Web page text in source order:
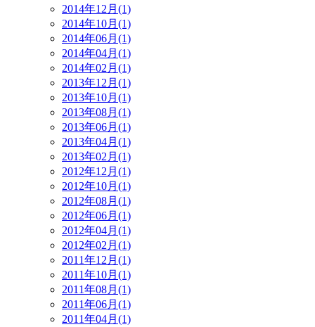
2014年12月(1)
2014年10月(1)
2014年06月(1)
2014年04月(1)
2014年02月(1)
2013年12月(1)
2013年10月(1)
2013年08月(1)
2013年06月(1)
2013年04月(1)
2013年02月(1)
2012年12月(1)
2012年10月(1)
2012年08月(1)
2012年06月(1)
2012年04月(1)
2012年02月(1)
2011年12月(1)
2011年10月(1)
2011年08月(1)
2011年06月(1)
2011年04月(1)